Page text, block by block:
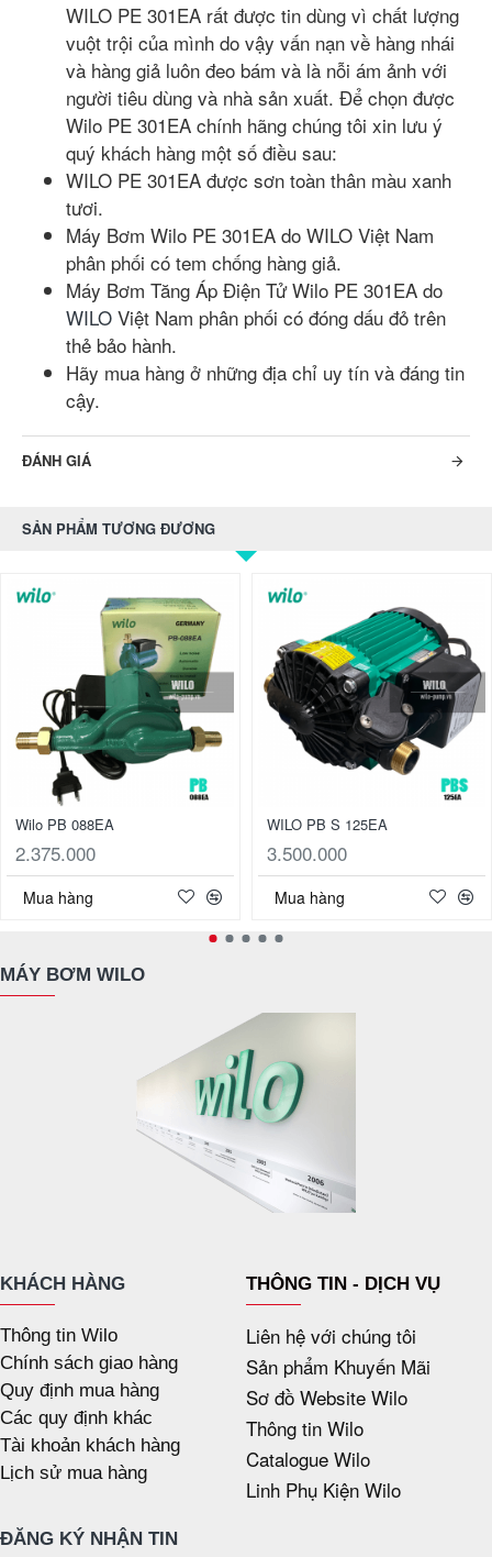
WILO PE 301EA rất được tin dùng vì chất lượng
vuột trội của mình do vậy vấn nạn về hàng nhái
và hàng giả luôn đeo bám và là nỗi ám ảnh với
người tiêu dùng và nhà sản xuất. Để chọn được
Wilo PE 301EA chính hãng chúng tôi xin lưu ý
quý khách hàng một số điều sau:
WILO PE 301EA được sơn toàn thân màu xanh
tươi.
Máy Bơm Wilo PE 301EA do WILO Việt Nam
phân phối có tem chống hàng giả.
Máy Bơm Tăng Áp Điện Tử Wilo PE 301EA do
WILO Việt Nam phân phối có đóng dấu đỏ trên
thẻ bảo hành.
Hãy mua hàng ở những địa chỉ uy tín và đáng tin
cậy.
ĐÁNH GIÁ
SẢN PHẨM TƯƠNG ĐƯƠNG
Wilo PB 088EA
2.375.000
Mua hàng
WILO PB S 125EA
3.500.000
Mua hàng
MÁY BƠM WILO
KHÁCH HÀNG
Thông tin Wilo
Chính sách giao hàng
Quy định mua hàng
Các quy định khác
Tài khoản khách hàng
Lịch sử mua hàng
THÔNG TIN - DỊCH VỤ
Liên hệ với chúng tôi
Sản phẩm Khuyến Mãi
Sơ đồ Website Wilo
Thông tin Wilo
Catalogue Wilo
Linh Phụ Kiện Wilo
ĐĂNG KÝ NHẬN TIN